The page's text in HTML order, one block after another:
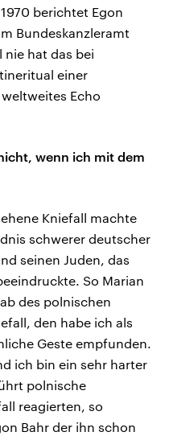
berichtet Egon
Bundeskanzleramt
nie hat das bei
einer
Echo
wenn ich mit dem
Kniefall machte
schwerer deutscher
seinen Juden, das
So Marian
des polnischen
den habe ich als
Geste empfunden.
ich bin ein sehr harter
polnische
reagierten, so
Bahr der ihn schon